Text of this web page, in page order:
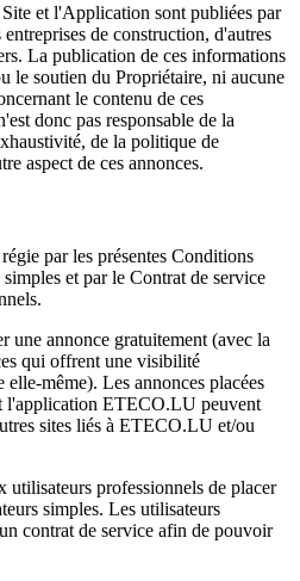
et l'Application sont publiées par
de construction, d'autres
La publication de ces informations
le soutien du Propriétaire, ni aucune
le contenu de ces
donc pas responsable de la
de la politique de
aspect de ces annonces.
par les présentes Conditions
et par le Contrat de service
une annonce gratuitement (avec la
qui offrent une visibilité
même). Les annonces placées
l'application ETECO.LU peuvent
sites liés à ETECO.LU et/ou
utilisateurs professionnels de placer
simples. Les utilisateurs
contrat de service afin de pouvoir